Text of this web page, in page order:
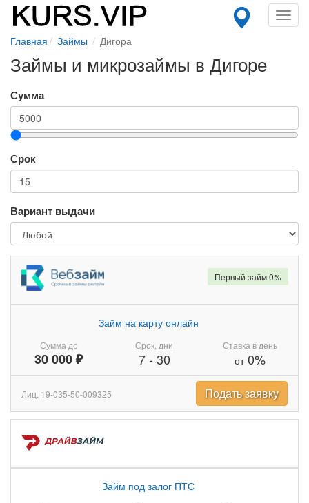
Главная Займы Дигора
Займы и микрозаймы в Дигоре
Сумма
Срок
Вариант выдачи
Сумма до
30 000 ₽
Займ на карту онлайн
Срок, дни
7- 30
Ставка в день
от0%
Первый займ 0%
Лиц. 19-035-50-009325 Подать заявку
Займ под залог ПТС